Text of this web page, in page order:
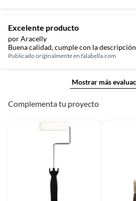
Excelente producto
por Aracelly
Buena calidad, cumple con la descripción
Publicado originalmente en falabella.com
Mostrar más
Complementa tu proyecto